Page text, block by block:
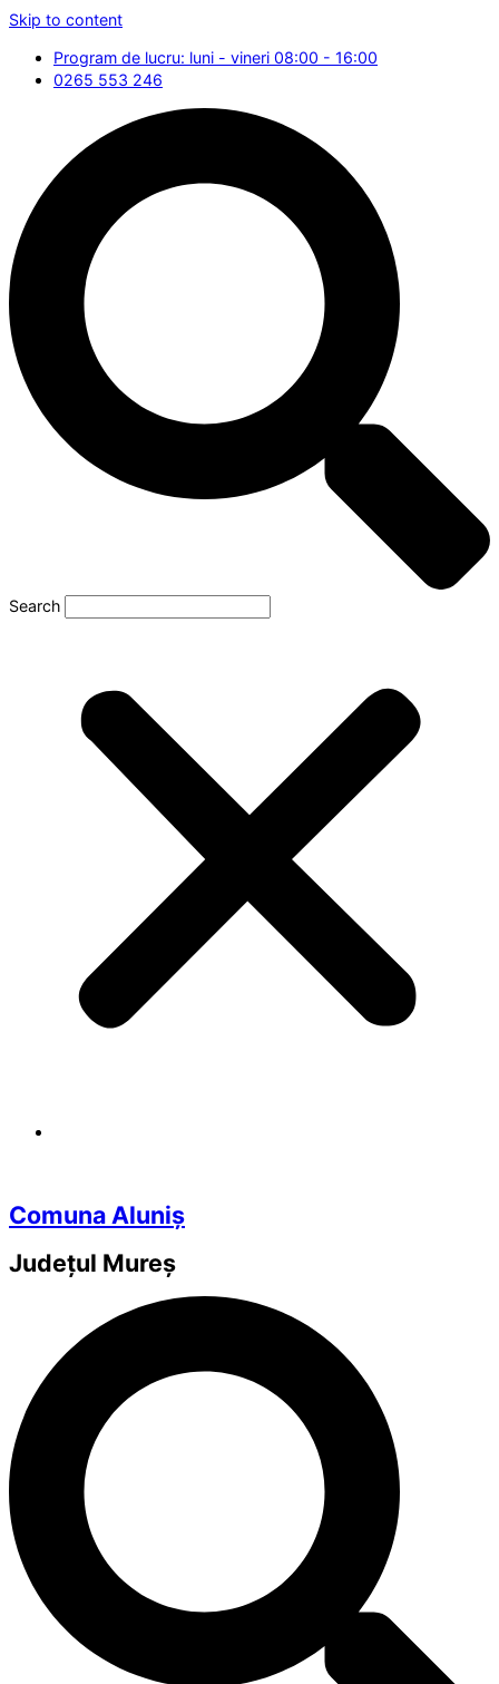
Skip to content
Program de lucru: luni - vineri 08:00 - 16:00
0265 553 246
Search
Comuna Aluniș
Județul Mureș